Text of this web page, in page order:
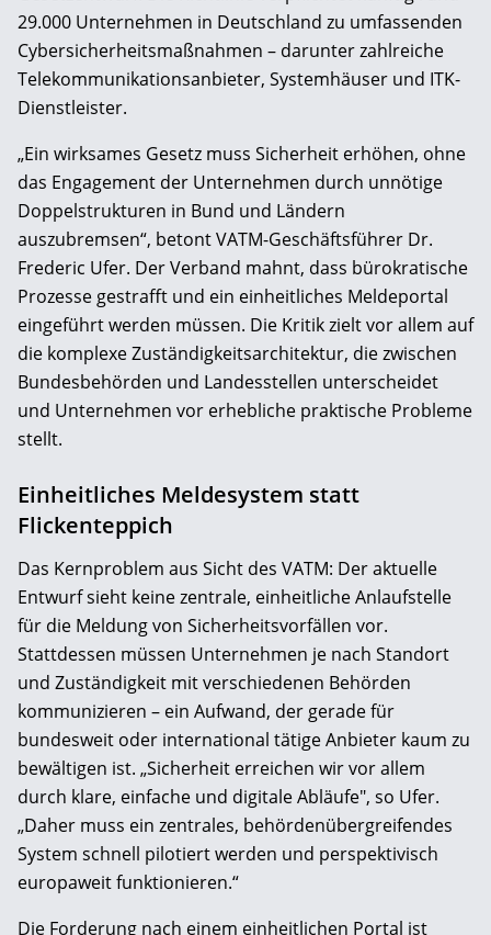
29.000 Unternehmen in Deutschland zu umfassenden
Cybersicherheitsmaßnahmen – darunter zahlreiche
Telekommunikationsanbieter, Systemhäuser und ITK-
Dienstleister.
„Ein wirksames Gesetz muss Sicherheit erhöhen, ohne
das Engagement der Unternehmen durch unnötige
Doppelstrukturen in Bund und Ländern
auszubremsen“, betont VATM-Geschäftsführer Dr.
Frederic Ufer. Der Verband mahnt, dass bürokratische
Prozesse gestrafft und ein einheitliches Meldeportal
eingeführt werden müssen. Die Kritik zielt vor allem auf
die komplexe Zuständigkeitsarchitektur, die zwischen
Bundesbehörden und Landesstellen unterscheidet
und Unternehmen vor erhebliche praktische Probleme
stellt.
Einheitliches Meldesystem statt
Flickenteppich
Das Kernproblem aus Sicht des VATM: Der aktuelle
Entwurf sieht keine zentrale, einheitliche Anlaufstelle
für die Meldung von Sicherheitsvorfällen vor.
Stattdessen müssen Unternehmen je nach Standort
und Zuständigkeit mit verschiedenen Behörden
kommunizieren – ein Aufwand, der gerade für
bundesweit oder international tätige Anbieter kaum zu
bewältigen ist. „Sicherheit erreichen wir vor allem
durch klare, einfache und digitale Abläufe", so Ufer.
„Daher muss ein zentrales, behördenübergreifendes
System schnell pilotiert werden und perspektivisch
europaweit funktionieren.“
Die Forderung nach einem einheitlichen Portal ist